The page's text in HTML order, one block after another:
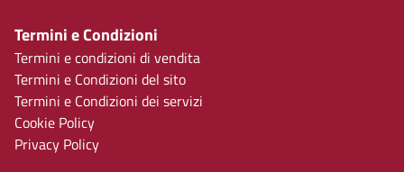
Termini e Condizioni
Termini e condizioni di vendita
Termini e Condizioni del sito
Termini e Condizioni dei servizi
Cookie Policy
Privacy Policy